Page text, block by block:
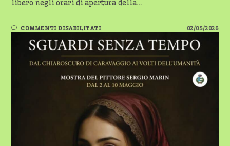
libero negli orari di apertura della…
COMMENTI DISABILITATISU
OSSONA:
L’ARTE
DI
SERGIO
MARIN
IN
MOSTRA
A
VILLA
LITTA
–
DAL
AL
10
MAGGIO
2026
02/05/2026